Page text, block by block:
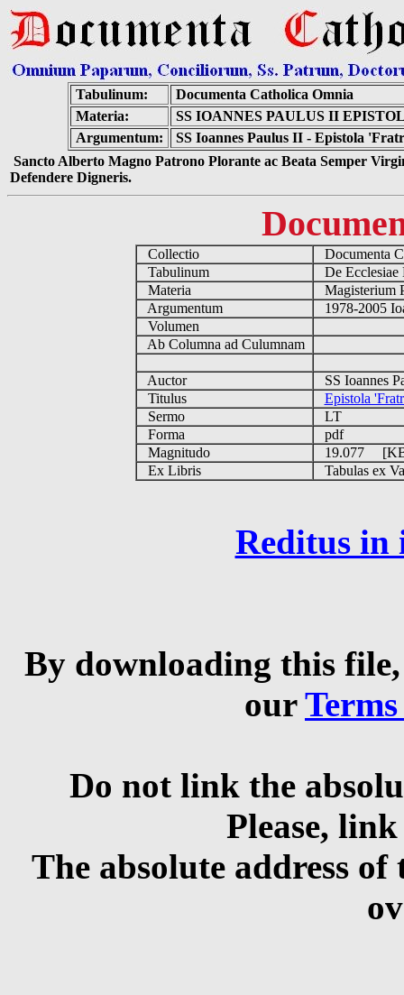
Tabulinum:
Documenta Catholica Omnia
Materia:
SS IOANNES PAULUS II
Argumentum:
SS Ioannes Paulus II - Epistola
Sancto Alberto Magno Patrono Plorante ac Beata Semper
Defendere Digneris.
Collectio
Documenta
Tabulinum
De
Materia
Magisterium
Argumentum
1978-2005
Volumen
Ab Columna ad Culumnam
Auctor
SS Ioannes
Titulus
Epistola
Sermo
LT
Forma
pdf
Magnitudo
19.077
Ex Libris
Tabulas ex
Reditus in
By downloading this
our
Do not link the
Please,
The absolute address